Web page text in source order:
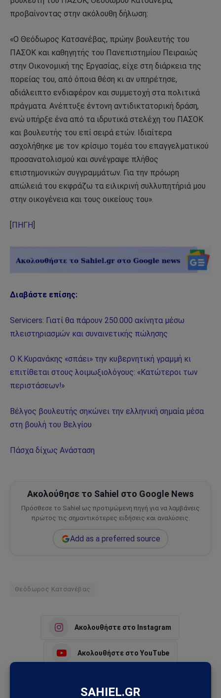
προβαίνοντας στην ακόλουθη δήλωση:
«Ο Θεόδωρος Κατσανέβας, πρώην βουλευτής του
ΠΑΣΟΚ και καθηγητής του Πανεπιστημίου Πειραιώς
στην Οικονομική της Εργασίας, είχε στη διάρκεια της
πορείας του, από όποια θέση κι αν υπηρέτησε,
αδιάλειπτο ενδιαφέρον και συμμετοχή στα πολιτικά
πράγματα. Ανέπτυξε έντονη αντιδικτατορική δράση,
ενώ υπήρξε ένα από τα ιδρυτικά στελέχη του ΠΑΣΟΚ
και βουλευτής του επί σειρά ετών. Ιδιαίτερα
ασχολήθηκε με τον κρίσιμο τομέα του επαγγελματικού
προσανατολισμού και συνέγραψε πλήθος
επιστημονικών συγγραμμάτων. Για την πρόωρη
απώλειά του εκφράζω τα ειλικρινή συλλυπητήριά μου
στην οικογένεια και τους οικείους του».
ΠΗΓΗ
Διαβάστε επίσης:
Servicers: Γιατί θα πάρουν 250.000 ακίνητα μέσω
πλειστηριασμών και συναινετικής πώλησης
Ο Κ.Κυρανάκης «σπάει» την κυβερνητική γραμμή κι
επιτίθεται στους λοιμωξιολόγους: «Κατώτεροι των
περιστάσεων!»
Βέλγος βουλευτής σηκώνει την ελληνική σημαία μέσα
στη βουλή του Βελγίου
Πάσχα δίχως Ανάσταση
Ακολούθησε το Sahiel στο Google News
Πρόσθεσε το Sahiel ως προτιμώμενη πηγή για να λαμβάνεις
πρώτος τις σημαντικότερες ειδήσεις και αναλύσεις.
Add as a preferred source
Θεόδωρος Κατσανέβας
Ακολουθήστε στο Instagram
Ακολουθήστε στο YouTube